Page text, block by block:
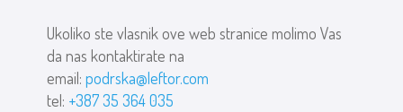
Ukoliko ste vlasnik ove web stranice molimo Vas
da nas kontaktirate na
email:podrska@leftor.com
tel: +387 35 364 035